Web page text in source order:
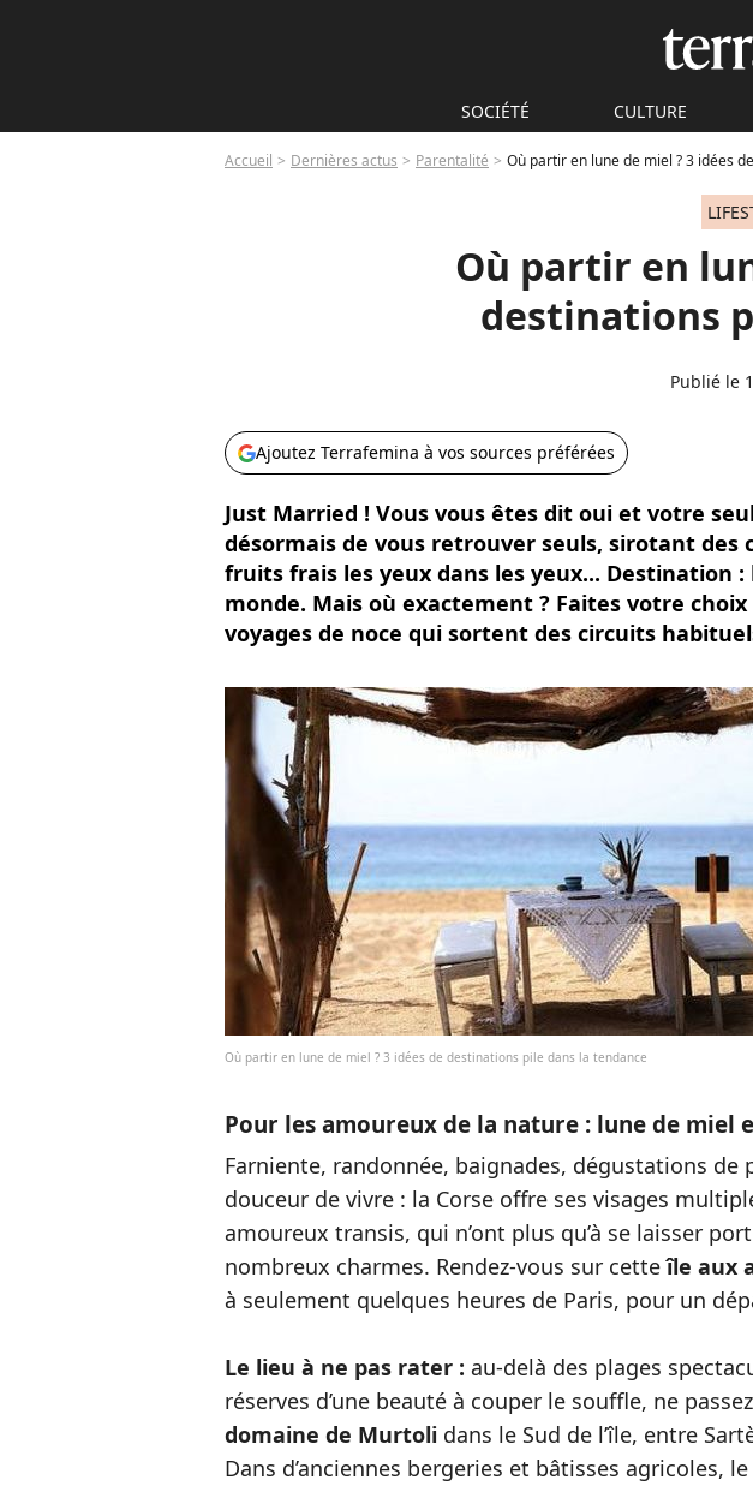
SOCIÉTÉ CULTURE
Accueil Dernières actus Parentalité Où partir en lune de miel ? 3 idées
Où partir en
destinations
Publié le
Ajoutez Terrafemina à vos sources préférées
Just Married ! Vous vous êtes dit oui et votre
désormais de vous retrouver seuls, sirotant des
fruits frais les yeux dans les yeux... Destination
monde. Mais où exactement ? Faites votre
voyages de noce qui sortent des circuits
Où partir en lune de miel ? 3 idées de destinations pile dans la tendance
Pour les amoureux de la nature : lune de miel
Farniente, randonnée, baignades, dégustations de
douceur de vivre : la Corse offre ses visages
amoureux transis, qui n’ont plus qu’à se laisser
nombreux charmes. Rendez-vous sur cetteîle aux
à seulement quelques heures de Paris, pour un
Le lieu à ne pas rater : au-delà des plages
réserves d’une beauté à couper le souffle, ne
domaine de Murtoli dans le Sud de l’île, entre
Dans d’anciennes bergeries et bâtisses agricoles,